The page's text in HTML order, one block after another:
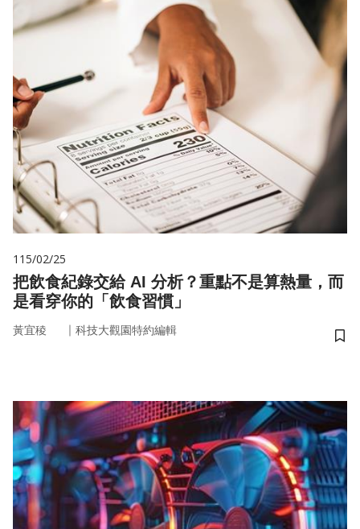
115/02/25
把飲食紀錄交給 AI 分析？重點不是算熱量，而
是看穿你的「飲食習慣」
黃宜稜 ｜ 科技大觀園特約編輯
儲